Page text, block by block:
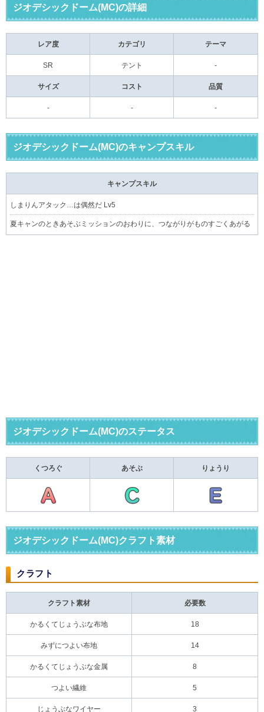
ジオデシックドーム(MC)の詳細
レア度 カテゴリ テーマ
SR テント -
サイズ コスト 品質
- - -
ジオデシックドーム(MC)のキャンプスキル
キャンプスキル
しまりんアタック…は偶然だ Lv5
夏キャンのときあそぶミッションのおわりに、つながりがものすごくあがる
ジオデシックドーム(MC)のステータス
くつろぐ あそぶ りょうり
ジオデシックドーム(MC)クラフト素材
クラフト
クラフト素材 必要数
かるくてじょうぶな布地 18
みずにつよい布地 14
かるくてじょうぶな金属 8
つよい繊維 5
じょうぶなワイヤー 3